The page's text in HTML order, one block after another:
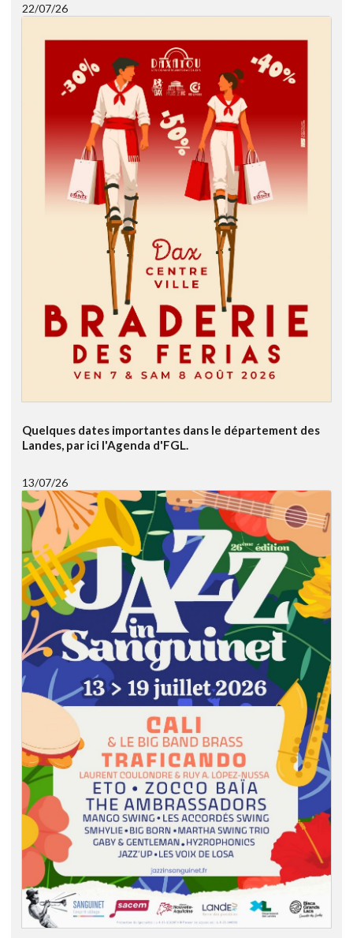
22/07/26
Quelques dates importantes dans le département des
Landes, par ici l'Agenda d'FGL.
13/07/26